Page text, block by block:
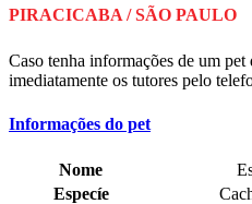
PIRACICABA / SÃO PAULO
Caso tenha informações de um
imediatamente os tutores pelo
Informações do pet
Nome
Especíe